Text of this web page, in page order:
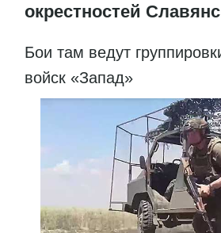
окрестностей
Бои там ведут
войск «Запад»